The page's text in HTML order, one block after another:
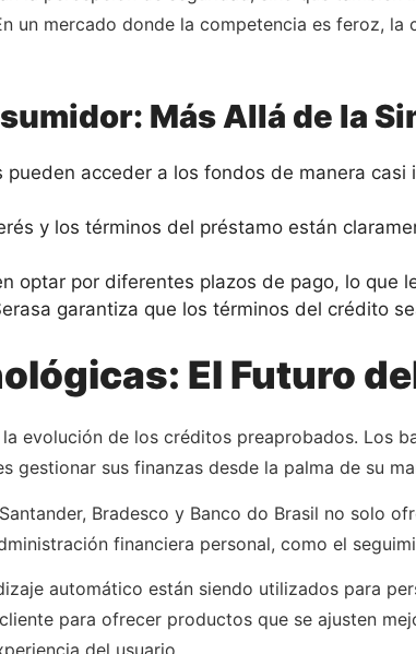
un mercado donde la competencia es feroz,
Más Allá de la
pueden acceder a los fondos de manera
y los términos del préstamo están
optar por diferentes plazos de pago, lo que
garantiza que los términos del crédito
El Futuro
evolución de los créditos preaprobados. Los
gestionar sus finanzas desde la palma de su
Bradesco y Banco do Brasil no solo
financiera personal, como el
automático están siendo utilizados para
para ofrecer productos que se ajusten